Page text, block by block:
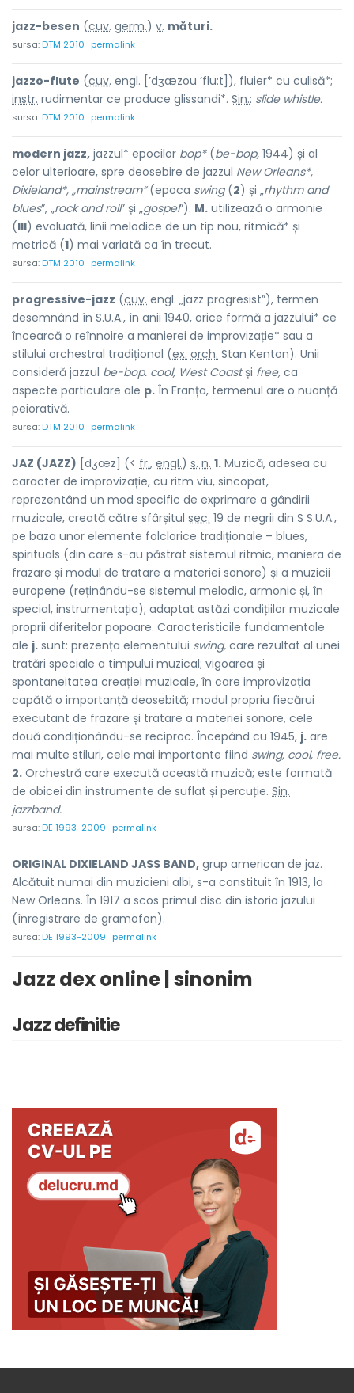
jazz-besen (cuv. germ.) v. mături.
sursa:DTM 2010 permalink
jazzo-flute (cuv. engl. [’dʒæzou ’flu:t]), fluier* cu culisă*;
instr. rudimentar ce produce glissandi*. Sin.: slide whistle.
sursa:DTM 2010 permalink
modern jazz, jazzul* epocilor bop*(be-bop, 1944) și al
celor ulterioare, spre deosebire de jazzul New Orleans*,
Dixieland*, „mainstream”(epoca swing(2) și „rhythm and
blues”, „rock and roll” și „gospel”). M. utilizează o armonie
(III) evoluată, linii melodice de un tip nou, ritmică* și
metrică (1) mai variată ca în trecut.
sursa:DTM 2010 permalink
progressive-jazz (cuv. engl. „jazz progresist”), termen
desemnând în S.U.A., în anii 1940, orice formă a jazzului* ce
încearcă o reînnoire a manierei de improvizație* sau a
stilului orchestral tradițional (ex. orch. Stan Kenton). Unii
consideră jazzul be-bop. cool, West Coastși free, ca
aspecte particulare ale p. În Franța, termenul are o nuanță
peiorativă.
sursa:DTM 2010 permalink
JAZ (JAZZ) [dʒæz] (< fr., engl.) s. n. 1. Muzică, adesea cu
caracter de improvizație, cu ritm viu, sincopat,
reprezentând un mod specific de exprimare a gândirii
muzicale, creată către sfârșitul sec. 19 de negrii din S S.U.A.,
pe baza unor elemente folclorice tradiționale – blues,
spirituals (din care s-au păstrat sistemul ritmic, maniera de
frazare și modul de tratare a materiei sonore) și a muzicii
europene (reținându-se sistemul melodic, armonic și, în
special, instrumentația); adaptat astăzi condițiilor muzicale
proprii diferitelor popoare. Caracteristicile fundamentale
ale j. sunt: prezența elementului swing, care rezultat al unei
tratări speciale a timpului muzical; vigoarea și
spontaneitatea creației muzicale, în care improvizația
capătă o importanță deosebită; modul propriu fiecărui
executant de frazare și tratare a materiei sonore, cele
două condiționându-se reciproc. Începând cu 1945, j. are
mai multe stiluri, cele mai importante fiind swing, cool, free.
2. Orchestră care execută această muzică; este formată
de obicei din instrumente de suflat și percuție. Sin.
jazzband.
sursa:DE 1993-2009 permalink
ORIGINAL DIXIELAND JASS BAND, grup american de jaz.
Alcătuit numai din muzicieni albi, s-a constituit în 1913, la
New Orleans. În 1917 a scos primul disc din istoria jazului
(înregistrare de gramofon).
sursa:DE 1993-2009 permalink
Jazz dex online | sinonim
Jazz definitie